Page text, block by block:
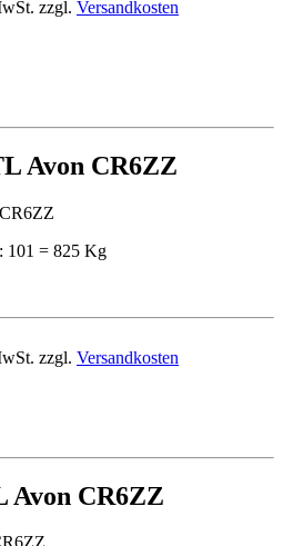
zzgl. Versandkosten
Avon CR6ZZ
101 = 825 Kg
zzgl. Versandkosten
Avon CR6ZZ